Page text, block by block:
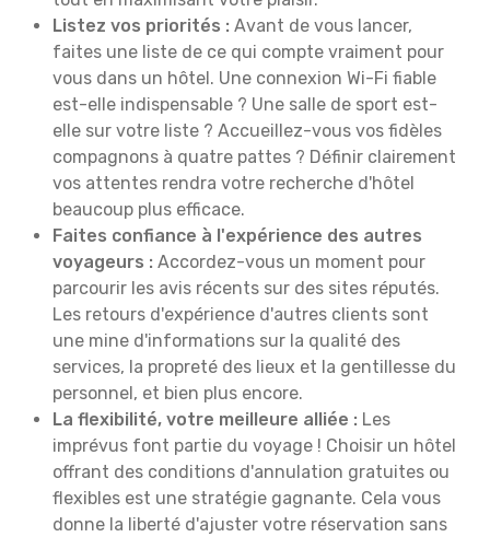
Listez vos priorités : Avant de vous lancer,
faites une liste de ce qui compte vraiment pour
vous dans un hôtel. Une connexion Wi-Fi fiable
est-elle indispensable ? Une salle de sport est-
elle sur votre liste ? Accueillez-vous vos fidèles
compagnons à quatre pattes ? Définir clairement
vos attentes rendra votre recherche d'hôtel
beaucoup plus efficace.
Faites confiance à l'expérience des autres
voyageurs : Accordez-vous un moment pour
parcourir les avis récents sur des sites réputés.
Les retours d'expérience d'autres clients sont
une mine d'informations sur la qualité des
services, la propreté des lieux et la gentillesse du
personnel, et bien plus encore.
La flexibilité, votre meilleure alliée : Les
imprévus font partie du voyage ! Choisir un hôtel
offrant des conditions d'annulation gratuites ou
flexibles est une stratégie gagnante. Cela vous
donne la liberté d'ajuster votre réservation sans